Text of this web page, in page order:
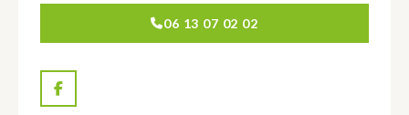
06 13 07 02 02